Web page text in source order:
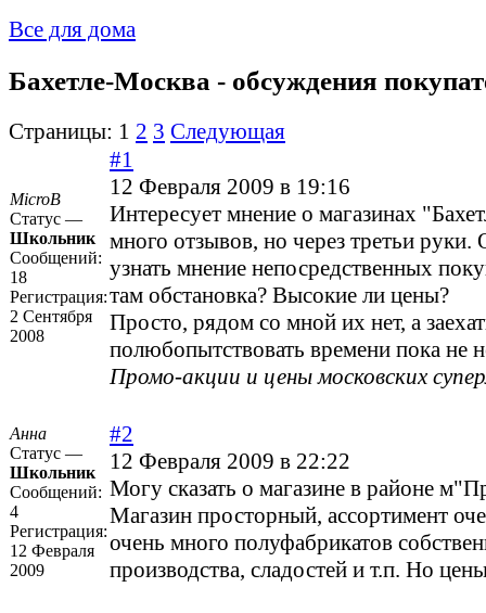
Все для дома
Бахетле-Москва - обсуждения
Страницы: 1 2 3 Следующая
MicroB
Статус —
Школьник
Сообщений:
18
Регистрация:
2 Сентября
2008
#1
12 Февраля 2009 в 19:16
Интересует мнение о магазинах
много отзывов, но через третьи руки.
узнать мнение непосредственных
там обстановка? Высокие ли цены?
Просто, рядом со мной их нет, а
полюбопытствовать времени пока не
Промо-акции и цены московских
Анна
Статус —
Школьник
Сообщений:
4
Регистрация:
12 Февраля
2009
#2
12 Февраля 2009 в 22:22
Могу сказать о магазине в районе
Магазин просторный, ассортимент
очень много полуфабрикатов
производства, сладостей и т.п. Но